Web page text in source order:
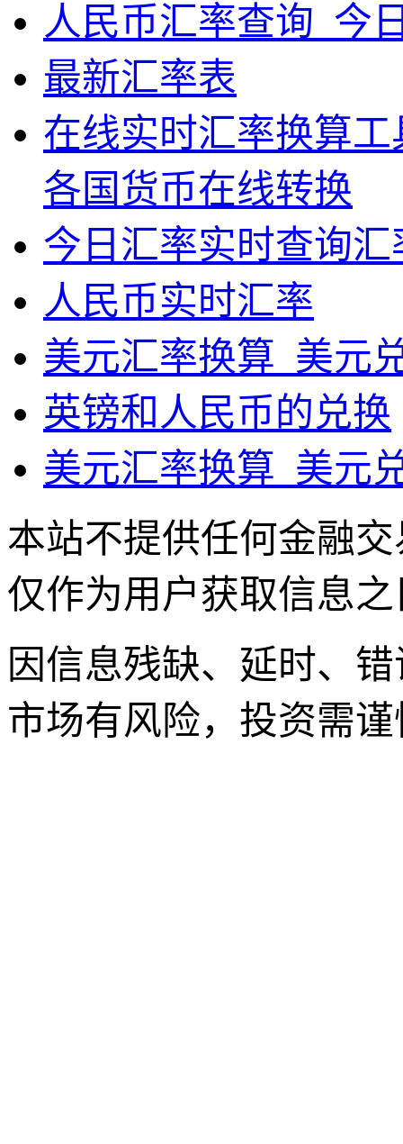
人民币汇率查询_今
最新汇率表
在线实时汇率换算
各国货币在线转换
今日汇率实时查询汇
人民币实时汇率
美元汇率换算_美元
英镑和人民币的兑换
美元汇率换算_美元
本站不提供任何金融
仅作为用户获取信息
因信息残缺、延时、
市场有风险，投资需